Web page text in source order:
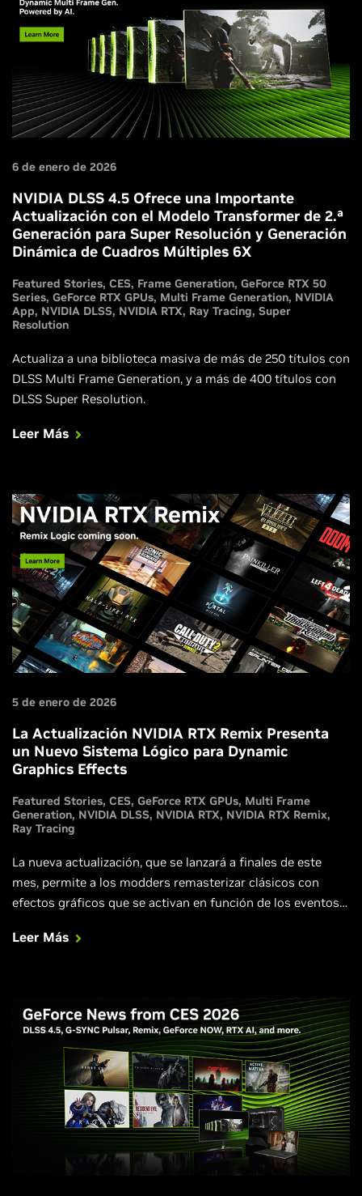
6 de enero de 2026
NVIDIA DLSS 4.5 Ofrece una Importante
Actualización con el Modelo Transformer de 2.ª
Generación para Super Resolución y Generación
Dinámica de Cuadros Múltiples 6X
Featured Stories CES Frame Generation GeForce RTX 50
Series GeForce RTX GPUs Multi Frame Generation NVIDIA
App NVIDIA DLSS NVIDIA RTX Ray Tracing Super
Resolution
Actualiza a una biblioteca masiva de más de 250 títulos con
DLSS Multi Frame Generation, y a más de 400 títulos con
DLSS Super Resolution.
Leer Más
5 de enero de 2026
La Actualización NVIDIA RTX Remix Presenta
un Nuevo Sistema Lógico para Dynamic
Graphics Effects
Featured Stories CES GeForce RTX GPUs Multi Frame
Generation NVIDIA DLSS NVIDIA RTX NVIDIA RTX Remix
Ray Tracing
La nueva actualización, que se lanzará a finales de este
mes, permite a los modders remasterizar clásicos con
efectos gráficos que se activan en función de los eventos
Leer Más